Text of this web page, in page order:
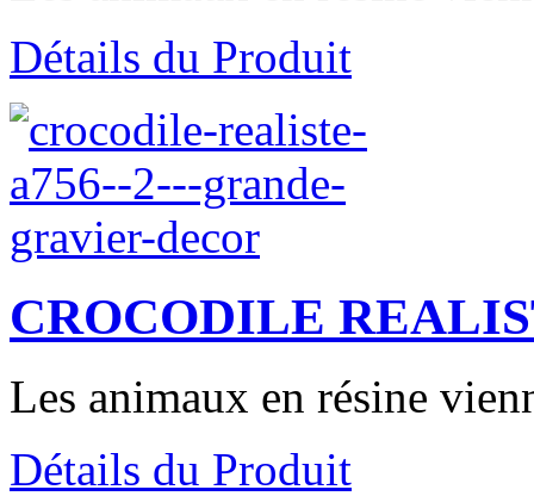
Détails du Produit
CROCODILE
Les animaux en résine
Détails du Produit